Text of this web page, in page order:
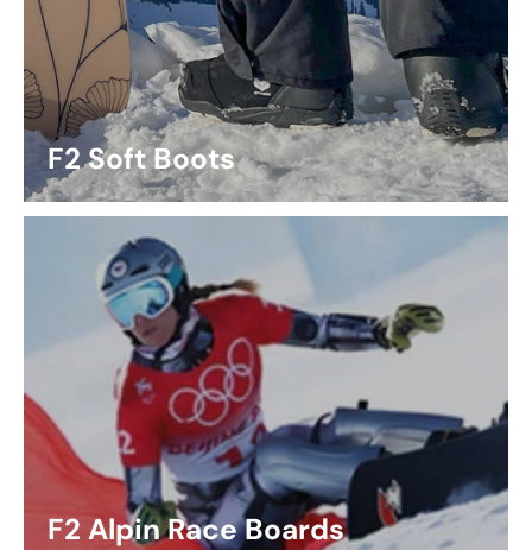
F2 Soft Boots
F2 Alpin Race Boards